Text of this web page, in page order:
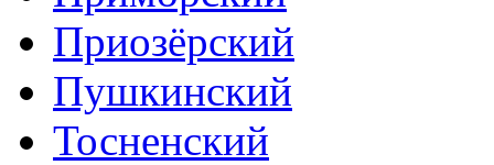
Приозёрский
Пушкинский
Тосненский